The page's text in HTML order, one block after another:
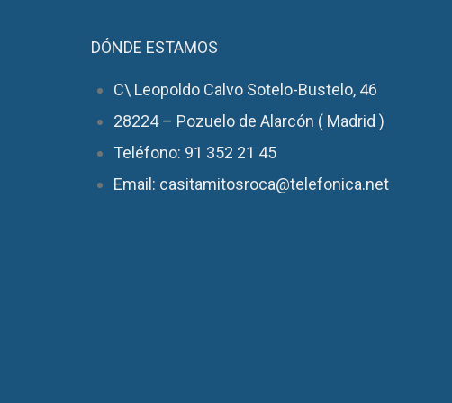
DÓNDE ESTAMOS
C\ Leopoldo Calvo Sotelo-Bustelo, 46
28224 – Pozuelo de Alarcón ( Madrid )
Teléfono: 91 352 21 45
Email: casitamitosroca@telefonica.net